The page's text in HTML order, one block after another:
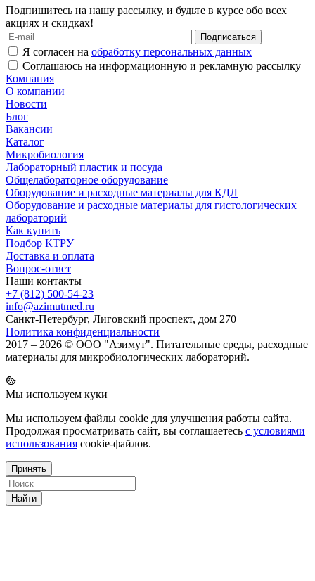
Подпишитесь на нашу рассылку, и будьте в курсе обо всех
акциях и скидках!
Я согласен на обработку персональных данных
Соглашаюсь на информационную и рекламную рассылку
Компания
О компании
Новости
Блог
Вакансии
Каталог
Микробиология
Лабораторный пластик и посуда
Общелабораторное оборудование
Оборудование и расходные материалы для КДЛ
Оборудование и расходные материалы для гистологических
лабораторий
Как купить
Подбор КТРУ
Доставка и оплата
Вопрос-ответ
Наши контакты
+7 (812) 500-54-23
info@azimutmed.ru
Санкт-Петербург, Лиговский проспект, дом 270
Политика конфиденциальности
2017 – 2026 © ООО "Азимут". Питательные среды, расходные
материалы для микробиологических лабораторий.
Мы используем куки
Мы используем файлы cookie для улучшения работы сайта.
Продолжая просматривать сайт, вы соглашаетесь с условиями
использования cookie-файлов.
Принять
Найти